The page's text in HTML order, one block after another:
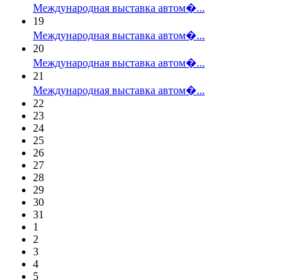
Международная выставка автом�...
19
Международная выставка автом�...
20
Международная выставка автом�...
21
Международная выставка автом�...
22
23
24
25
26
27
28
29
30
31
1
2
3
4
5